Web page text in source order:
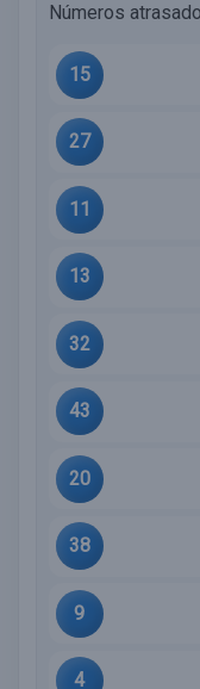
Números
15
27
11
13
32
43
20
38
9
4